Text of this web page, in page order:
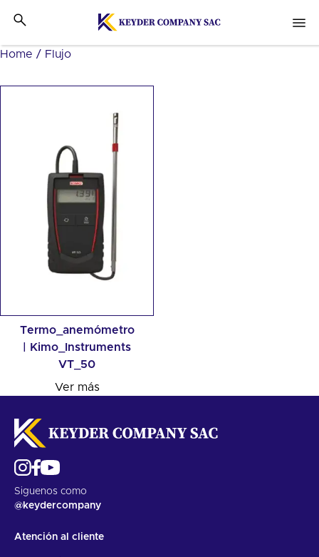
Home / Flujo
Termo_anemómetro
| Kimo_Instruments
VT_50
Ver más
Siguenos como
@keydercompany
Atención al cliente